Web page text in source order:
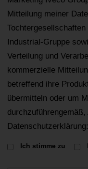
Mitteilung meiner
Industrial-Gruppe
Verteilung und
kommerzielle
betreffend ihre
übermitteln oder um
Datenschutzerklärung:
Ich stimme zu